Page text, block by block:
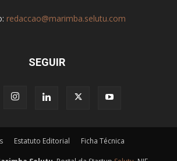
redaccao@marimba.selutu.com
SEGUIR
Estatuto Editorial Ficha Técnica